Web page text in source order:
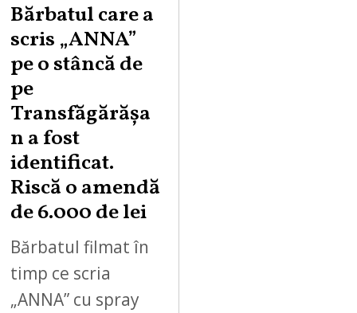
Bărbatul care a
scris „ANNA”
pe o stâncă de
pe
Transfăgărășa
n a fost
identificat.
Riscă o amendă
de 6.000 de lei
Bărbatul filmat în
timp ce scria
„ANNA” cu spray